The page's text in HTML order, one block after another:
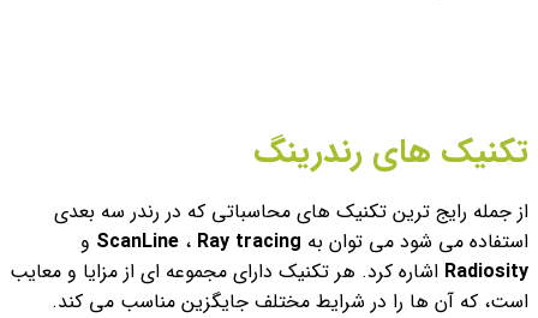
تکنیک های رندرینگ
از جمله رایج ترین تکنیک های محاسباتی که در رندر سه بعدی
استفاده می شود می توان به
ScanLine ، Ray tracing
و
Radiosity اشاره کرد. هر تکنیک دارای مجموعه ای از مزایا و معایب
است، که آن ها را در شرایط مختلف جایگزین مناسب می کند.